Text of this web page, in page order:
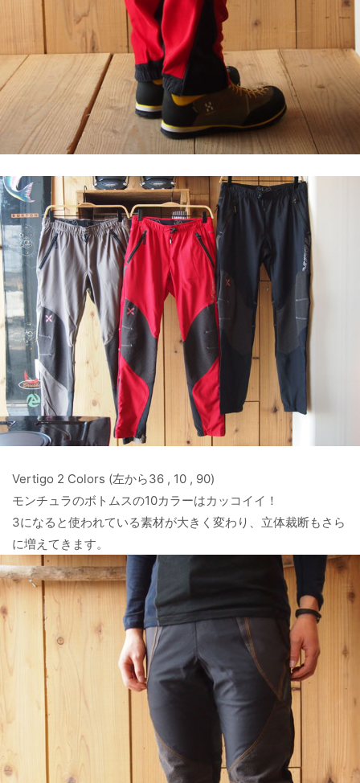
Vertigo 2 Colors (左から36 , 10 , 90)
モンチュラのボトムスの10カラーはカッコイイ！
3になると使われている素材が大きく変わり、立体裁断もさら
に増えてきます。